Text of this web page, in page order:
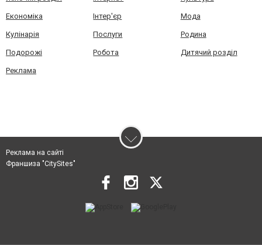
Економіка Інтер'єр Мода
Кулінарія Послуги Родина
Подорожі Робота Дитячий розділ
Реклама
Реклама на сайті
Франшиза "CitySites"